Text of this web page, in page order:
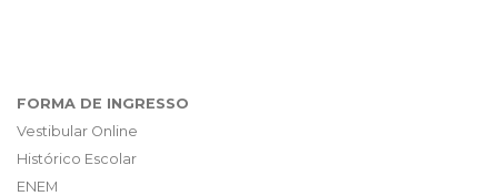
FORMA DE INGRESSO
Vestibular Online
Histórico Escolar
ENEM